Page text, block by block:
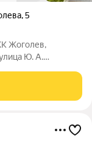
,5
Жоголев,
Ю. А.
ВТБ): Семейная